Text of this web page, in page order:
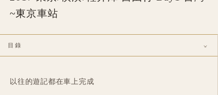
~東京車站
目錄
以往的遊記都在車上完成